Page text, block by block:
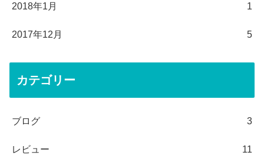
2018年1月 1
2017年12月 5
カテゴリー
ブログ 3
レビュー 11